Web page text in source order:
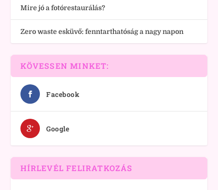
Mire jó a fotórestaurálás?
Zero waste esküvő: fenntarthatóság a nagy napon
KÖVESSEN MINKET:
Facebook
Google
HÍRLEVÉL FELIRATKOZÁS